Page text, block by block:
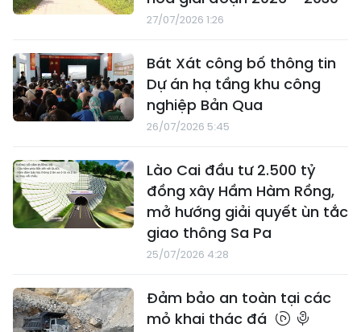
27/07/2026 1:26
Bát Xát công bố thông tin
Dự án hạ tầng khu công
nghiệp Bản Qua
26/07/2026 5:45
Lào Cai đầu tư 2.500 tỷ
đồng xây Hầm Hàm Rồng,
mở hướng giải quyết ùn tắc
giao thông Sa Pa
25/07/2026 4:28
Đảm bảo an toàn tại các
mỏ khai thác đá